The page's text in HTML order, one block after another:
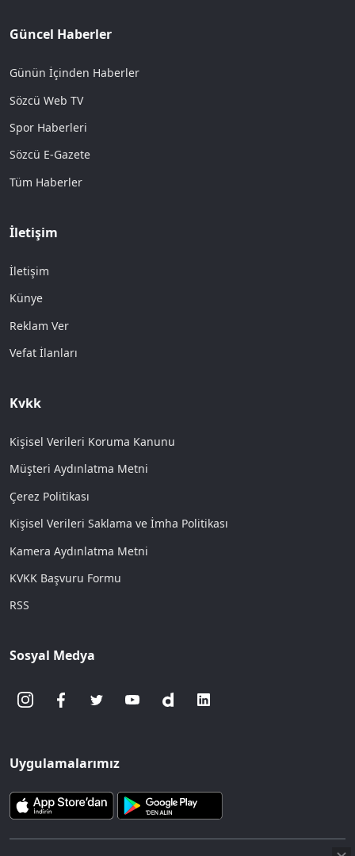
Güncel Haberler
Günün İçinden Haberler
Sözcü Web TV
Spor Haberleri
Sözcü E-Gazete
Tüm Haberler
İletişim
İletişim
Künye
Reklam Ver
Vefat İlanları
Kvkk
Kişisel Verileri Koruma Kanunu
Müşteri Aydınlatma Metni
Çerez Politikası
Kişisel Verileri Saklama ve İmha Politikası
Kamera Aydınlatma Metni
KVKK Başvuru Formu
RSS
Sosyal Medya
Uygulamalarımız